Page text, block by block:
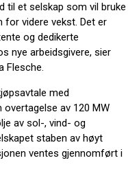
til et selskap som vil bruke
videre vekst. Det er
og dedikerte
nye arbeidsgivere, sier
Flesche.
med
av 120 MW
av sol-, vind- og
staben av høyt
ventes gjennomført i